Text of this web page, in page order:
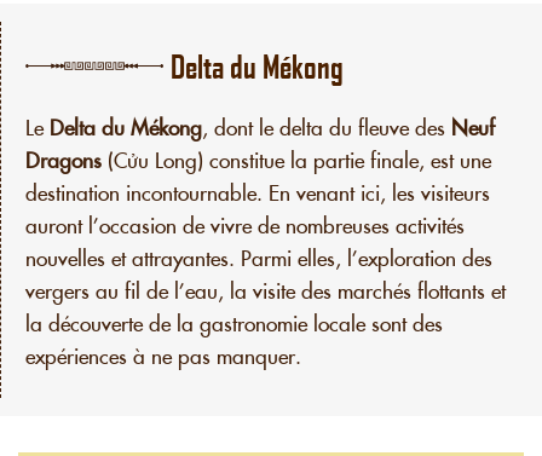
Delta du Mékong
Le Delta du Mékong, dont le delta du fleuve des Neuf
Dragons (Cửu Long) constitue la partie finale, est une
destination incontournable. En venant ici, les visiteurs
auront l’occasion de vivre de nombreuses activités
nouvelles et attrayantes. Parmi elles, l’exploration des
vergers au fil de l’eau, la visite des marchés flottants et
la découverte de la gastronomie locale sont des
expériences à ne pas manquer.